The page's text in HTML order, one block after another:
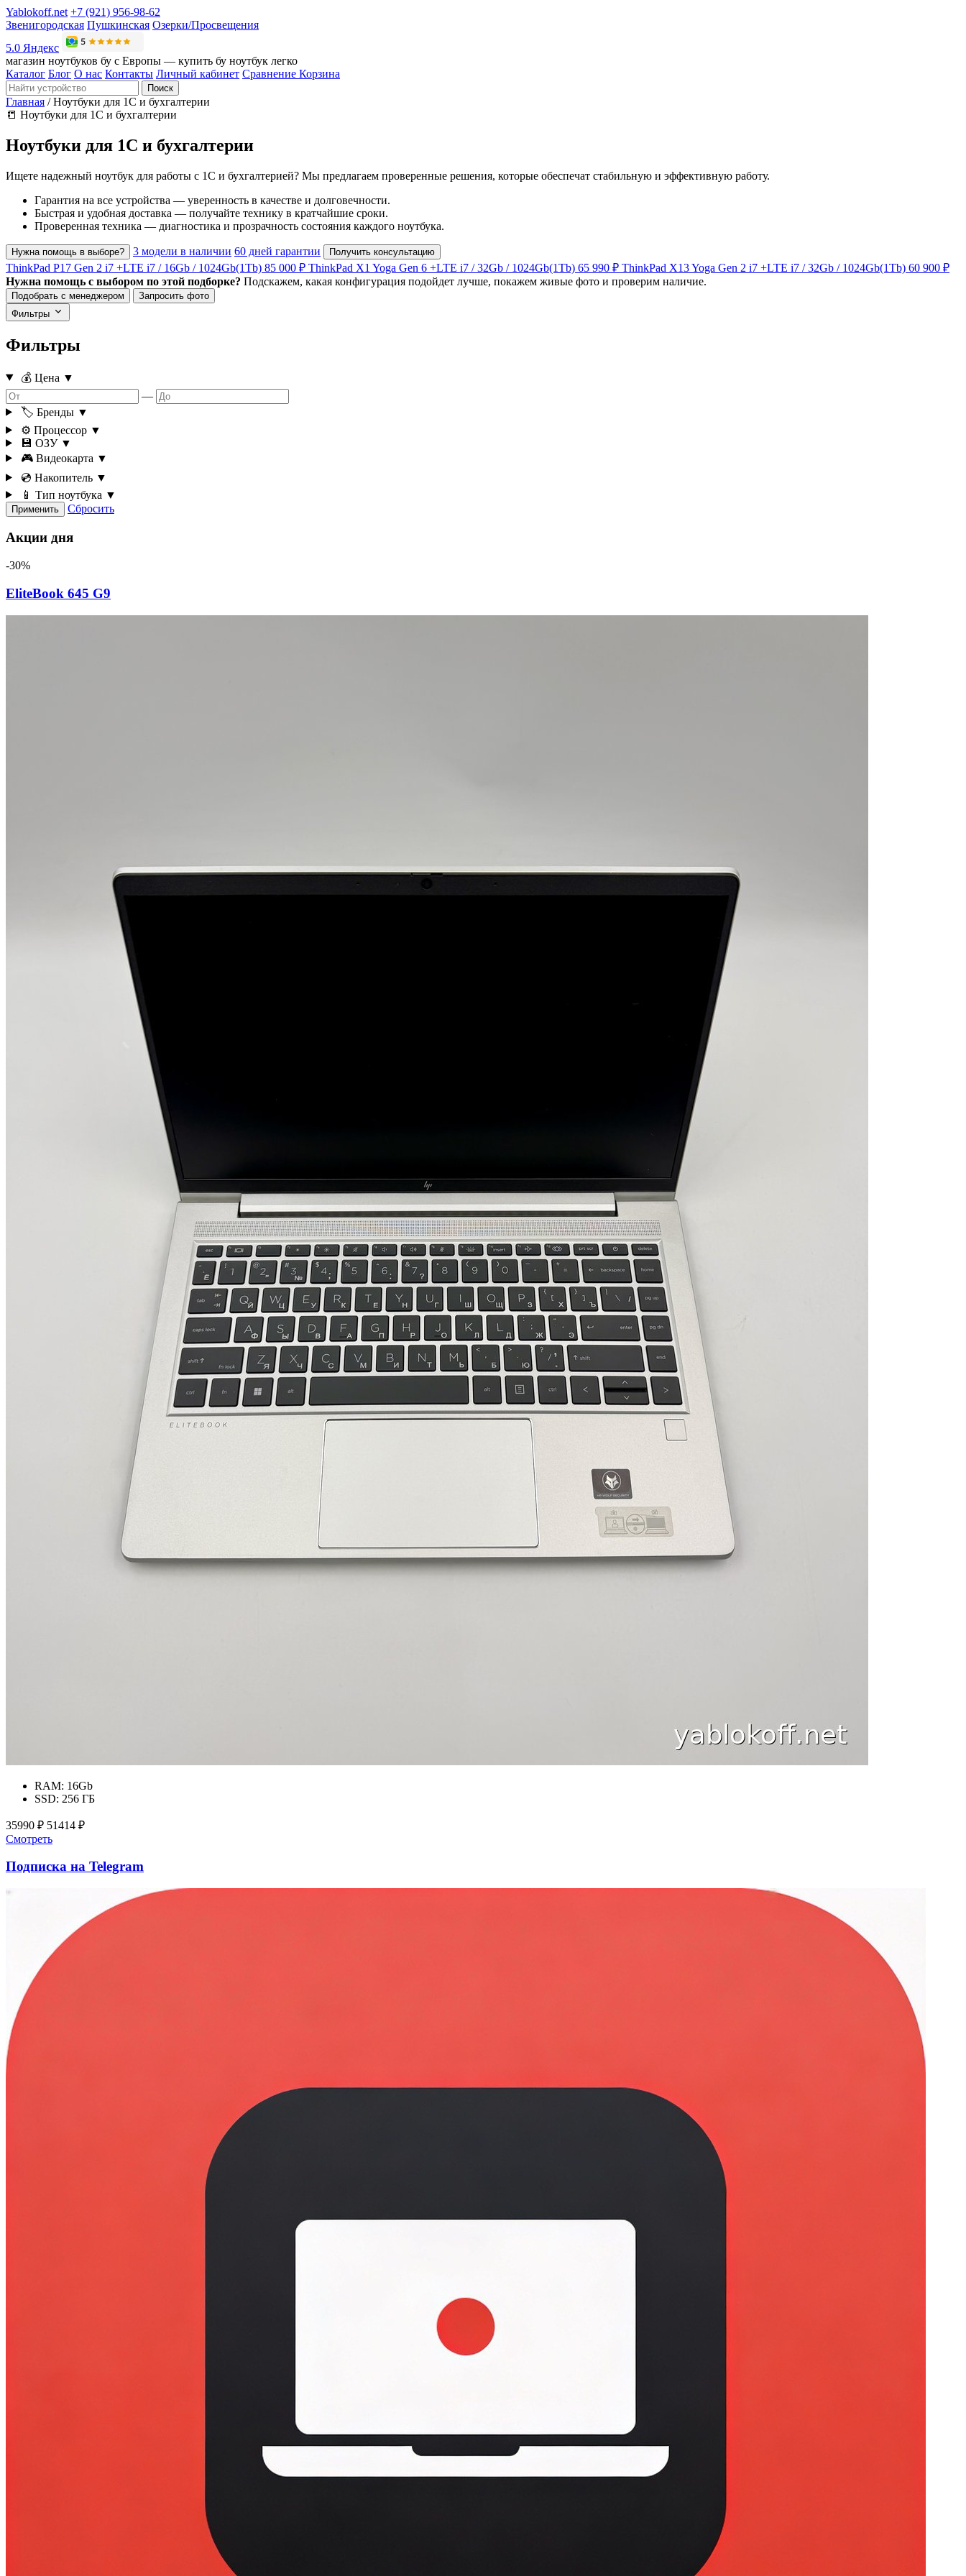
Yablokoff.net +7 (921) 956-98-62
Звенигородская Пушкинская Озерки/Просвещения
5.0 Яндекс
магазин ноутбуков бу с Европы — купить бу ноутбук легко
Каталог Блог О нас Контакты Личный кабинет Сравнение Корзина
Поиск
Главная / Ноутбуки для 1С и бухгалтерии
📒 Ноутбуки для 1С и бухгалтерии
Ноутбуки для 1С и бухгалтерии
Ищете надежный ноутбук для работы с 1С и бухгалтерией? Мы предлагаем проверенные решения, которые обеспечат стабильную и эффективную работу.
Гарантия на все устройства — уверенность в качестве и долговечности.
Быстрая и удобная доставка — получайте технику в кратчайшие сроки.
Проверенная техника — диагностика и прозрачность состояния каждого ноутбука.
Нужна помощь в выборе? 3 модели в наличии 60 дней гарантии Получить консультацию
ThinkPad P17 Gen 2 i7 +LTE i7 / 16Gb / 1024Gb(1Tb) 85 000 ₽ ThinkPad X1 Yoga Gen 6 +LTE i7 / 32Gb / 1024Gb(1Tb) 65 990 ₽ ThinkPad X13 Yoga Gen 2 i7 +LTE i7 / 32Gb / 1024Gb(1Tb) 60 900 ₽
Нужна помощь с выбором по этой подборке? Подскажем, какая конфигурация подойдет лучше, покажем живые фото и проверим наличие.
Подобрать с менеджером
Запросить фото
Фильтры
Фильтры
💰 Цена ▼
—
🏷️ Бренды ▼
⚙️ Процессор ▼
💾 ОЗУ ▼
🎮 Видеокарта ▼
💿 Накопитель ▼
📱 Тип ноутбука ▼
Применить Сбросить
Акции дня
-30%
EliteBook 645 G9
RAM: 16Gb
SSD: 256 ГБ
35990 ₽ 51414 ₽
Смотреть
Подписка на Telegram